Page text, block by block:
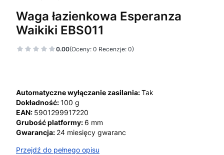
Waga łazienkowa Esperanza
Waikiki EBS011
0.00(Oceny: 0 Recenzje: 0)
Automatyczne wyłączanie zasilania:Tak
Dokładność:100 g
EAN: 5901299917220
Grubość platformy: 6 mm
Gwarancja: 24 miesięcy gwaranc
Przejdź do pełnego opisu